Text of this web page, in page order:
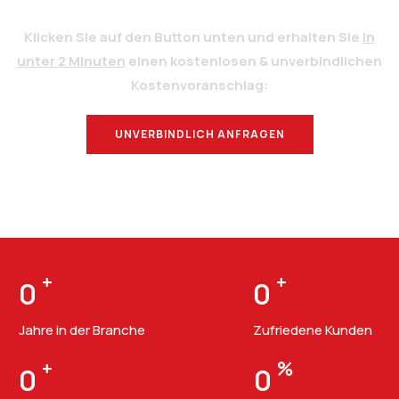
Klicken Sie auf den Button unten und erhalten Sie in
unter 2 Minuten einen kostenlosen & unverbindlichen
Kostenvoranschlag:
UNVERBINDLICH ANFRAGEN
0 +
Jahre in der Branche
0 +
Zufriedene Kunden
0 + 0 %